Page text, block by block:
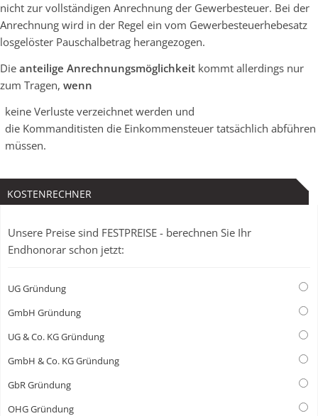
nicht zur vollständigen Anrechnung der Gewerbesteuer. Bei der
Anrechnung wird in der Regel ein vom Gewerbesteuerhebesatz
losgelöster Pauschalbetrag herangezogen.
Die anteilige Anrechnungsmöglichkeit kommt allerdings nur
zum Tragen, wenn
keine Verluste verzeichnet werden und
die Kommanditisten die Einkommensteuer tatsächlich abführen
müssen.
KOSTENRECHNER
Unsere Preise sind FESTPREISE - berechnen Sie Ihr
Endhonorar schon jetzt:
UG Gründung
GmbH Gründung
UG & Co. KG Gründung
GmbH & Co. KG Gründung
GbR Gründung
OHG Gründung